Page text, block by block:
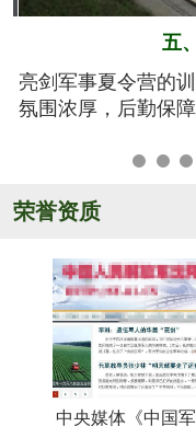
六
我们将安全视为生
间的衣、食、住、
荣誉资质
中央媒体《中国军